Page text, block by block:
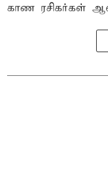
காண ரசிகர்கள்